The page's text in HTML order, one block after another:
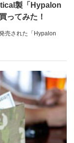
製「Hypalon
ってみた！
売された「Hypalon